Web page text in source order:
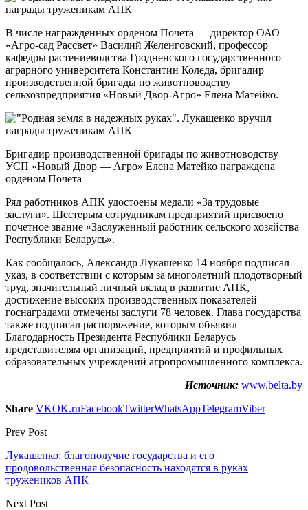
В числе награжденных орденом Почета — директор ОАО
«Агро-сад Рассвет» Василий Желенговский, профессор
кафедры растениеводства Гродненского государственного
аграрного университета Константин Коледа, бригадир
производственной бригады по животноводству
сельхозпредприятия «Новый Двор-Агро» Елена Матейко.
Бригадир производственной бригады по животноводству
УСП «Новый Двор — Агро» Елена Матейко награждена
орденом Почета
Ряд работников АПК удостоены медали «За трудовые
заслуги». Шестерым сотрудникам предприятий присвоено
почетное звание «Заслуженный работник сельского хозяйства
Республики Беларусь».
Как сообщалось, Александр Лукашенко 14 ноября подписал
указ, в соответствии с которым за многолетний плодотворный
труд, значительный личный вклад в развитие АПК,
достижение высоких производственных показателей
госнаградами отмечены заслуги 78 человек. Глава государства
также подписал распоряжение, которым объявил
Благодарность Президента Республики Беларусь
представителям организаций, предприятий и профильных
образовательных учреждений агропромышленного комплекса.
Источник: www.belta.by
Share VKOK.ruFacebookTwitterWhatsAppTelegramViber
Prev Post
Лукашенко: благополучие государства и его
продовольственная безопасность находятся в руках
тружеников АПК
Next Post